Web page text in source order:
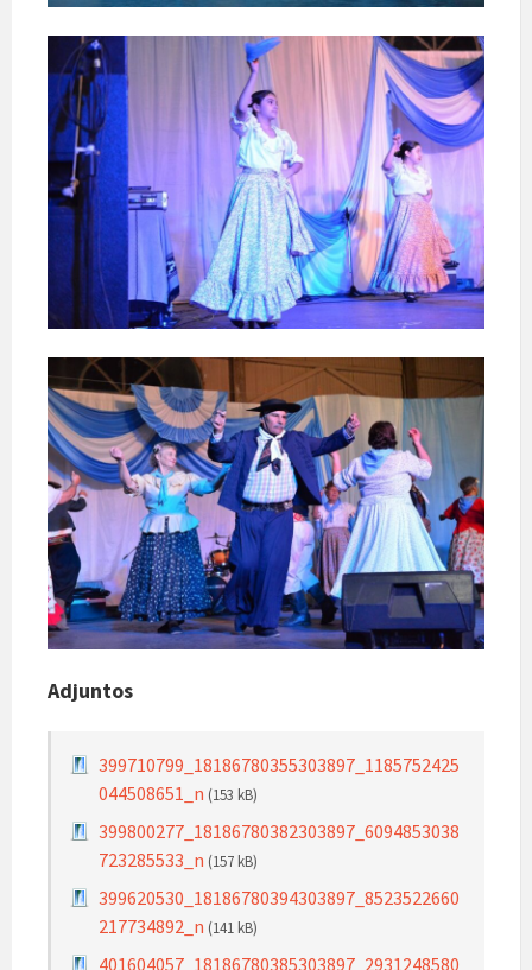
Adjuntos
399710799_18186780355303897_1185752425
044508651_n (153 kB)
399800277_18186780382303897_6094853038
723285533_n (157 kB)
399620530_18186780394303897_8523522660
217734892_n (141 kB)
401604057_18186780385303897_2931248580